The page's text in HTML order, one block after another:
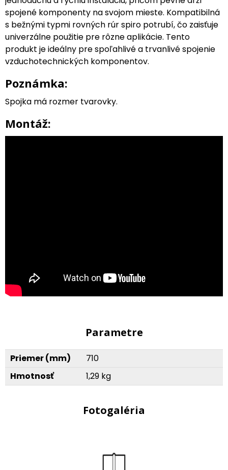
spojené komponenty na svojom mieste. Kompatibilná
s bežnými typmi rovných rúr spiro potrubí, čo zaisťuje
univerzálne použitie pre rôzne aplikácie. Tento
produkt je ideálny pre spoľahlivé a trvanlivé spojenie
vzduchotechnických komponentov.
Poznámka:
Spojka má rozmer tvarovky.
Montáž:
Parametre
Priemer (mm)
710
Hmotnosť
1,29 kg
Fotogaléria